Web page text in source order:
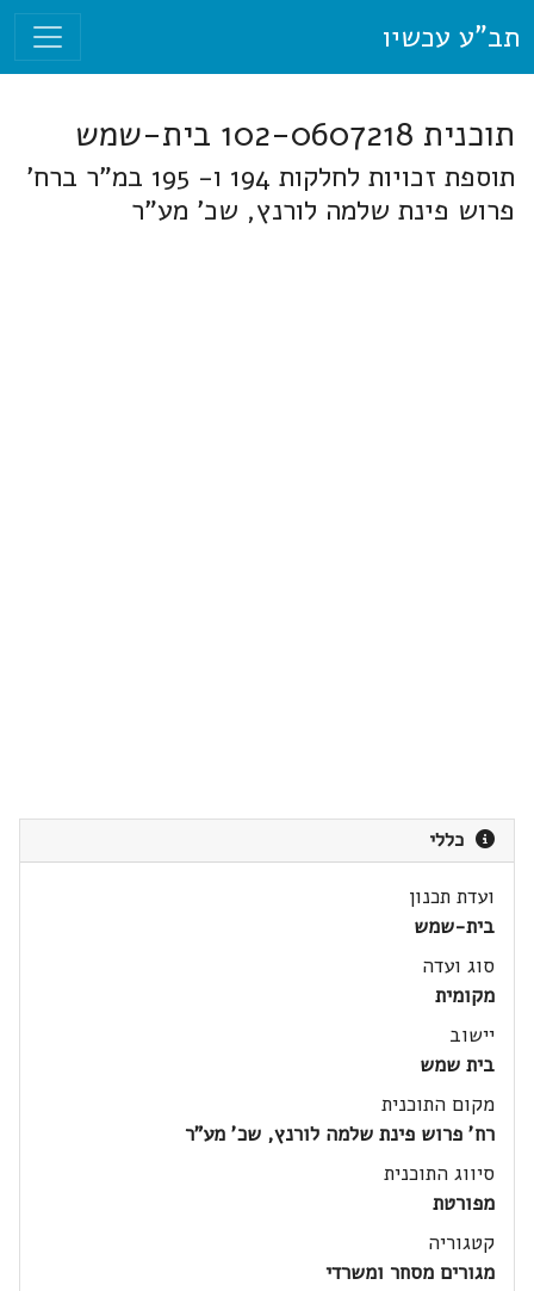
תב"ע עכשיו
תוכנית 102-0607218 בית-שמש
תוספת זכויות לחלקות 194 ו- 195 במ"ר ברח'
פרוש פינת שלמה לורנץ, שכ' מע"ר
כללי
ועדת תכנון
בית-שמש
סוג ועדה
מקומית
יישוב
בית שמש
מקום התוכנית
רח' פרוש פינת שלמה לורנץ, שכ' מע"ר
סיווג התוכנית
מפורטת
קטגוריה
מגורים מסחר ומשרדי